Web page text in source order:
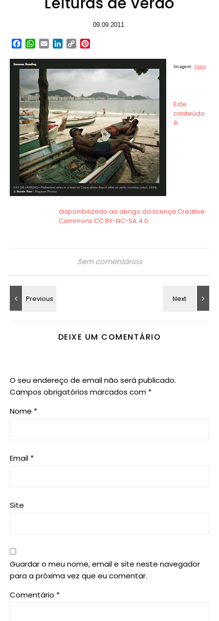
09.09.2011
Facebook
WhatsApp
EmailLinkedIn
Copy
Imagem: Slate
Sem comentários
DEIXE UM COMENTÁRIO
O seu endereço de email não será publicado.
Campos obrigatórios marcados com *
Nome *
Email *
Site
Guardar o meu nome, email e site neste navegador
para a próxima vez que eu comentar.
Comentário *